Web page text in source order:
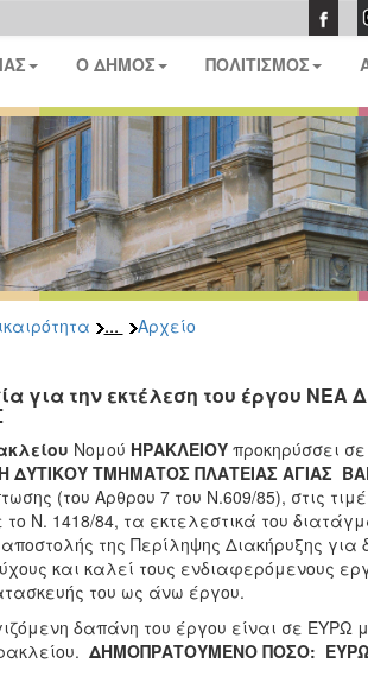
Ο ΔΗΜΟΣ ΠΟΛΙΤΙΣΜΟΣ
... Αρχείο
για την εκτέλεση του έργου
Νομού ΗΡΑΚΛΕΙΟΥπροκηρύσσει
ΔΥΤΙΚΟΥ ΤΜΗΜΑΤΟΣ ΠΛΑΤΕΙΑΣ ΑΓΙΑΣ
(του Αρθρου 7 του Ν.609/85), στις
Ν. 1418/84, τα εκτελεστικά του
της Περίληψης Διακήρυξης για
και καλεί τους ενδιαφερόμενους
του ως άνω έργου.
δαπάνη του έργου είναι σε ΕΥΡΩ
ΔΗΜΟΠΡΑΤΟΥΜΕΝΟ ΠΟΣΟ: